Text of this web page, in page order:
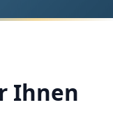
Ihnen